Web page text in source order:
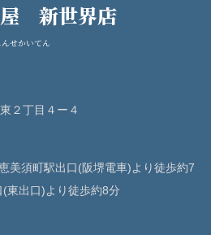
屋 新世界店
せかいてん
２丁目４ー４
美須町駅出口(阪堺電車)より徒歩約7
東出口)より徒歩約8分